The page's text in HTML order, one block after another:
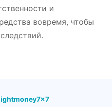
и
вовремя, чтобы